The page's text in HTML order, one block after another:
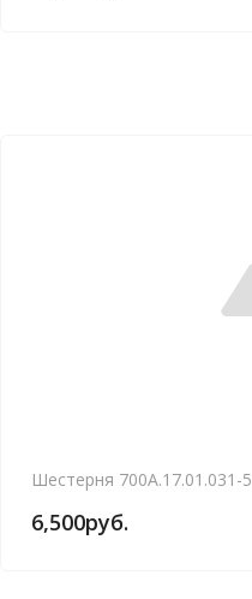
Шестерня 700А.17.01.031-5
6,500руб.